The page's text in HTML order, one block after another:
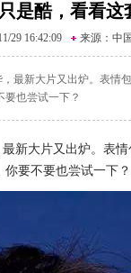
是酷，看看这
29 16:42:09 来源： 中
最新大片又出炉。表情
也尝试一下？
新大片又出炉。表
要不要也尝试一下？